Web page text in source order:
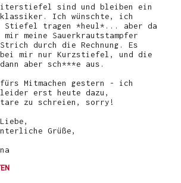
sind und bleiben ein
Ich wünschte, ich
Stiefel tragen *heul*... aber da
mir meine Sauerkrautstampfer
durch die Rechnung. Es
bei mir nur Kurzstiefel, und die
aber sch***e aus.
fürs Mitmachen gestern - ich
leider erst heute dazu,
zu schreien, sorry!
Grüße,